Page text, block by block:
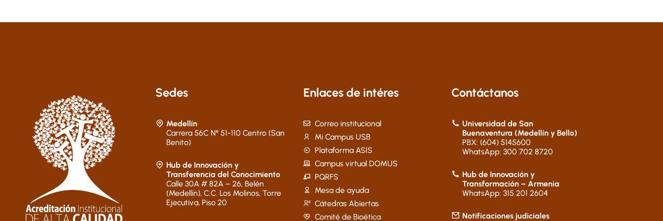
Sedes
Medellín
Carrera 56C N° 51-110 Centro (San
Benito)
Hub de Innovación y
Transferencia del Conocimiento
Calle 30A # 82A – 26, Belén
(Medellín), C.C. Los Molinos, Torre
Ejecutiva, Piso 20
Enlaces de intéres
Correo institucional
Mi Campus USB
Plataforma ASIS
Campus virtual DOMUS
PQRFS
Mesa de ayuda
Cátedras Abiertas
Comité de Bioética
Contáctanos
Universidad de San
Buenaventura (Medellín y Bello)
PBX: (604) 5145600
WhatsApp: 300 702 8720
Hub de Innovación y
Transformación – Armenia
WhatsApp: 315 201 2604
Notificaciones judiciales